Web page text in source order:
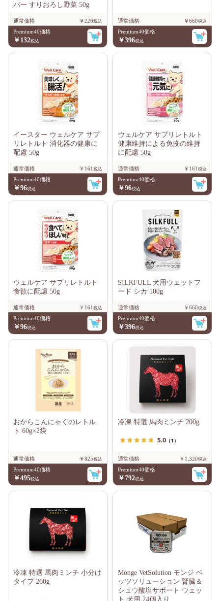
バー すりおろし野菜 50g
通常価格
￥220
Premium40価格
￥132
通常価格
￥660
Premium40価格
￥396
イースター ウェルケア サプ
リレトルト 消化器の健康に
配慮 50g
通常価格
￥161
Premium40価格
￥96
ウェルケア サプリレトルト
健康維持による免疫の維持
に配慮 50g
通常価格
￥161
Premium40価格
￥96
ウェルケア サプリレトルト
食欲に配慮 50g
通常価格
￥161
Premium40価格
￥96
SILKFULL 犬用ウェットフ
ード シカ 100g
通常価格
￥660
Premium40価格
￥396
おからこんにゃくのレトル
ト 60g×2袋
通常価格
￥825
Premium40価格
￥495
冷凍 特選 馬肉ミンチ 200g
5.0 （1）
通常価格
￥1,320
Premium40価格
￥792
冷凍 特選 馬肉ミンチ 小分け
タイプ 260g
Monge VetSolution モンジ ベ
ッツソリューション 腎臓＆
シュウ酸塩サポート ウェッ
ト 犬用 24個入り